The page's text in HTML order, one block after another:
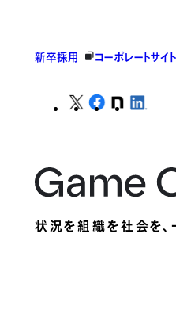
新卒採用 コーポレートサイト
状況を組織を社会を、